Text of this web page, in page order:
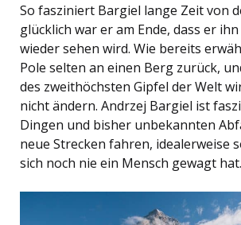
So fasziniert Bargiel lange Zeit von
glücklich war er am Ende, dass er
wieder sehen wird. Wie bereits
Pole selten an einen Berg zurück,
des zweithöchsten Gipfel der Welt
nicht ändern. Andrzej Bargiel ist
Dingen und bisher unbekannten
neue Strecken fahren, idealerweise
sich noch nie ein Mensch gewagt hat.